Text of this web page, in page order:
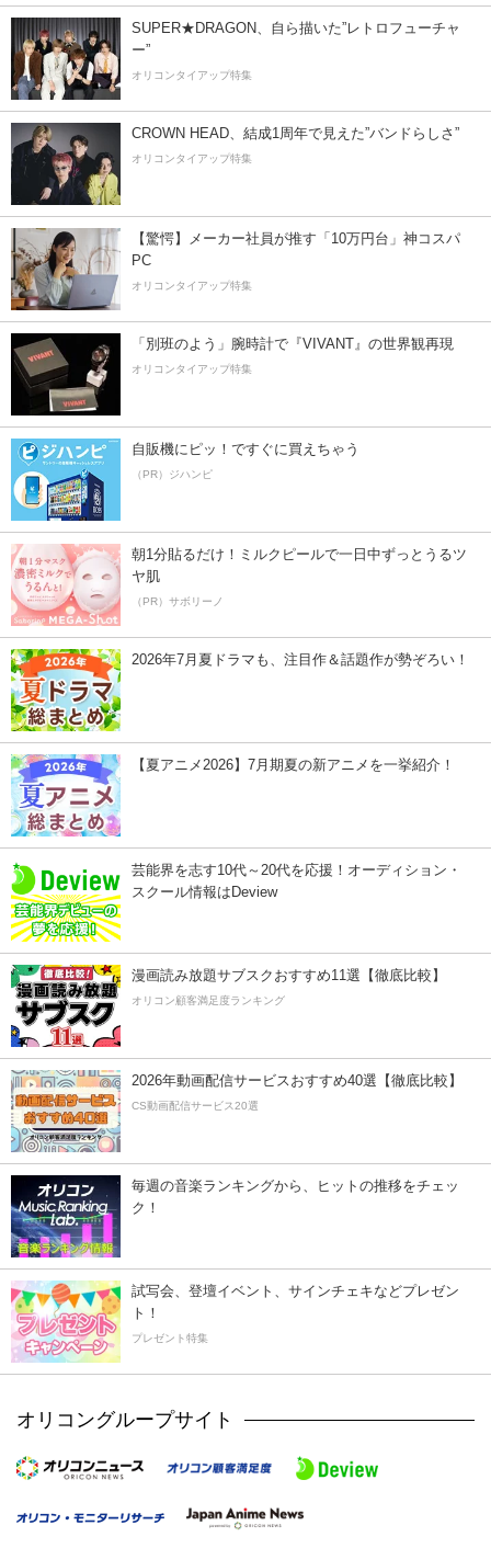
SUPER★DRAGON、自ら描いた”レトロフューチャ
ー”
オリコンタイアップ特集
CROWN HEAD、結成1周年で見えた”バンドらしさ”
オリコンタイアップ特集
【驚愕】メーカー社員が推す「10万円台」神コスパ
PC
オリコンタイアップ特集
「別班のよう」腕時計で『VIVANT』の世界観再現
オリコンタイアップ特集
自販機にピッ！ですぐに買えちゃう
（PR）ジハンピ
朝1分貼るだけ！ミルクピールで一日中ずっとうるツ
ヤ肌
（PR）サボリーノ
2026年7月夏ドラマも、注目作＆話題作が勢ぞろい！
【夏アニメ2026】7月期夏の新アニメを一挙紹介！
芸能界を志す10代～20代を応援！オーディション・
スクール情報はDeview
漫画読み放題サブスクおすすめ11選【徹底比較】
オリコン顧客満足度ランキング
2026年動画配信サービスおすすめ40選【徹底比較】
CS動画配信サービス20選
毎週の音楽ランキングから、ヒットの推移をチェッ
ク！
試写会、登壇イベント、サインチェキなどプレゼン
ト！
プレゼント特集
オリコングループサイト